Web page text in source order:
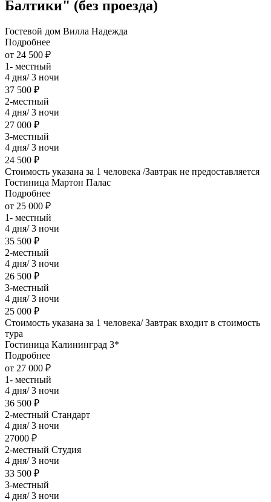
Балтики" (без проезда)
Гостевой дом Вилла Надежда
Подробнее
от 24 500 ₽
1- местный
4 дня/ 3 ночи
37 500 ₽
2-местный
4 дня/ 3 ночи
27 000 ₽
3-местный
4 дня/ 3 ночи
24 500 ₽
Стоимость указана за 1 человека /Завтрак не предоставляется
Гостиница Мартон Палас
Подробнее
от 25 000 ₽
1- местный
4 дня/ 3 ночи
35 500 ₽
2-местный
4 дня/ 3 ночи
26 500 ₽
3-местный
4 дня/ 3 ночи
25 000 ₽
Стоимость указана за 1 человека/ Завтрак входит в стоимость
тура
Гостиница Калининград 3*
Подробнее
от 27 000 ₽
1- местный
4 дня/ 3 ночи
36 500 ₽
2-местный Стандарт
4 дня/ 3 ночи
27000 ₽
2-местный Студия
4 дня/ 3 ночи
33 500 ₽
3-местный
4 дня/ 3 ночи